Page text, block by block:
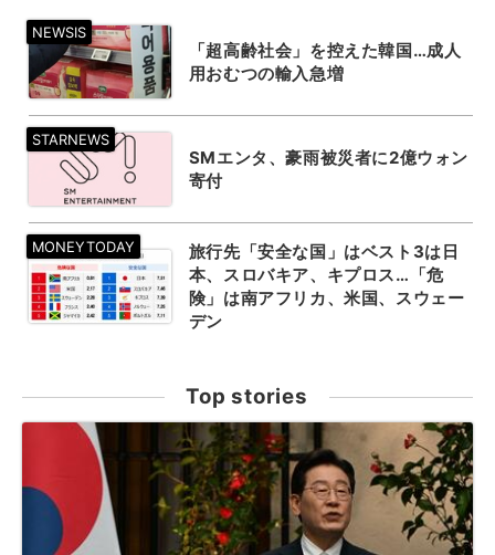
「超高齢社会」を控えた韓国…成人
用おむつの輸入急増
SMエンタ、豪雨被災者に2億ウォン
寄付
旅行先「安全な国」はベスト3は日
本、スロバキア、キプロス…「危
険」は南アフリカ、米国、スウェー
デン
Top stories